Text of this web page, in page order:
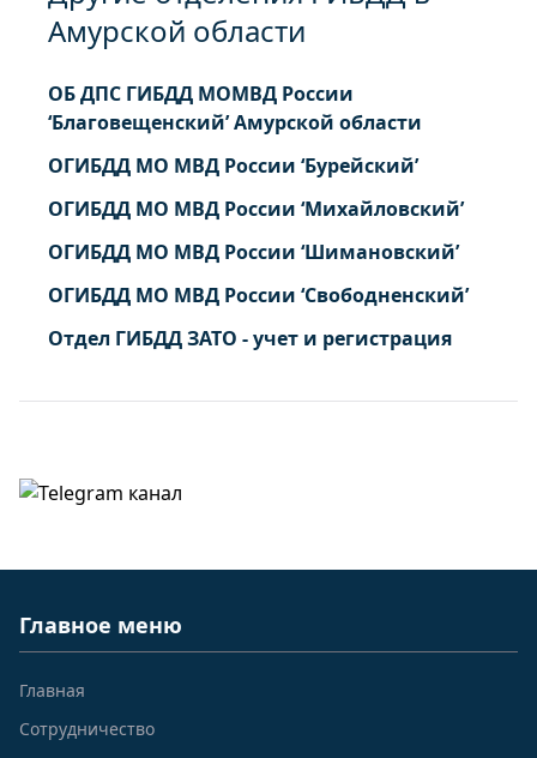
Амурской области
ОБ ДПС ГИБДД МОМВД России
‘Благовещенский’ Амурской области
ОГИБДД МО МВД России ‘Бурейский’
ОГИБДД МО МВД России ‘Михайловский’
ОГИБДД МО МВД России ‘Шимановский’
ОГИБДД МО МВД России ‘Свободненский’
Отдел ГИБДД ЗАТО - учет и регистрация
Главное меню
Главная
Сотрудничество